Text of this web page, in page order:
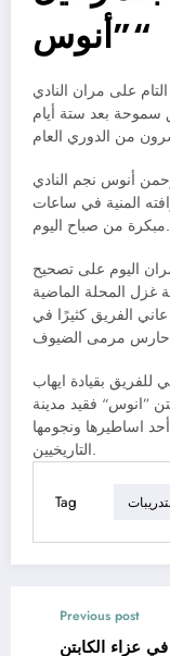
”أنوس“
على مران النادي
سموحة بعد ستة أيام
أنوس نجم النادي
المنية في ساعات
مبكرة من صباح اليوم.
اليوم على تصحيح
غزل المحلة الماضية
الفريق كثيرًا في
للفريق بقيادة ايهاب
”انوس“ فقيد مدينة
اساطيرها ونجومها
التاريخيين.
Tag
Previous post
عزاء الكابتن